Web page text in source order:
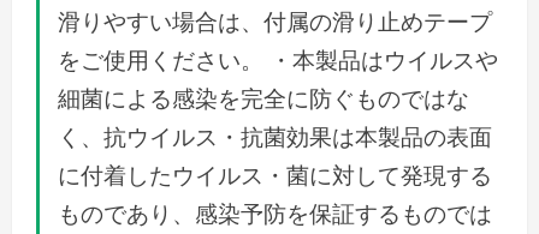
滑りやすい場合は、付属の滑り止めテープ
をご使用ください。 ・本製品はウイルスや
細菌による感染を完全に防ぐものではな
く、抗ウイルス・抗菌効果は本製品の表面
に付着したウイルス・菌に対して発現する
ものであり、感染予防を保証するものでは